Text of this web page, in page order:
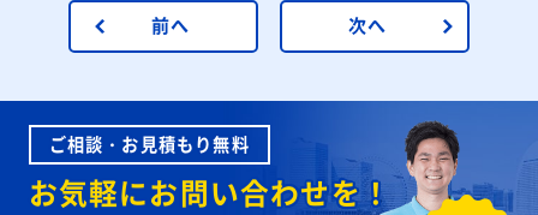
前へ 次へ
ご相談・お見積もり無料
お気軽にお問い合わせを！